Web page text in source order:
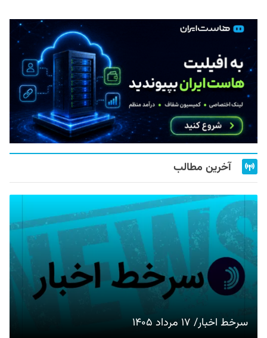
آخرین مطالب
سرخط اخبار/ ۱۷ مرداد ۱۴۰۵